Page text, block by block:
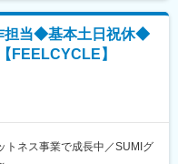
際は業務が遅い時間帯に及ぶ
なって事業運営を行ってお
むことを大事にしていま
取り組んだことがすぐに結果
りがいです。自社を「エンタ
担当◆基本土日祝休◆
FEELCYCLE】
トネス事業で成長中／SUMIグ